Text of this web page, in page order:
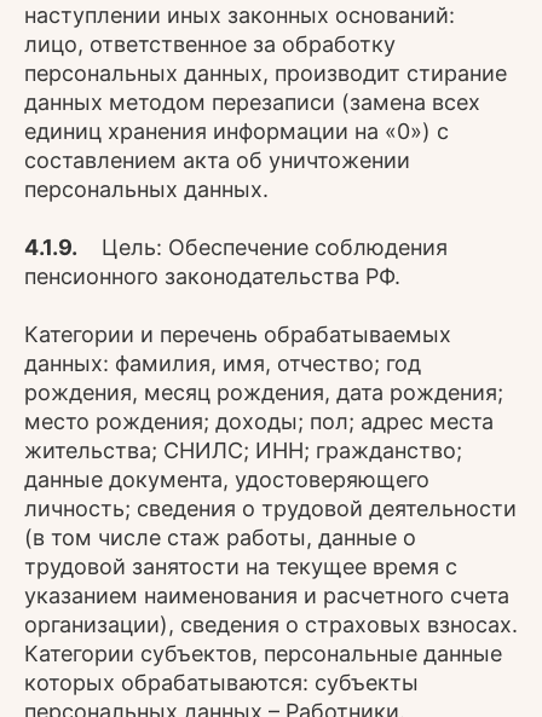
наступлении иных законных оснований:
лицо, ответственное за обработку
персональных данных, производит стирание
данных методом перезаписи (замена всех
единиц хранения информации на «0») с
составлением акта об уничтожении
персональных данных.
4.1.9. Цель: Обеспечение соблюдения
пенсионного законодательства РФ.
Категории и перечень обрабатываемых
данных: фамилия, имя, отчество; год
рождения, месяц рождения, дата рождения;
место рождения; доходы; пол; адрес места
жительства; СНИЛС; ИНН; гражданство;
данные документа, удостоверяющего
личность; сведения о трудовой деятельности
(в том числе стаж работы, данные о
трудовой занятости на текущее время с
указанием наименования и расчетного счета
организации), сведения о страховых взносах.
Категории субъектов, персональные данные
которых обрабатываются: субъекты
персональных данных – Работники.